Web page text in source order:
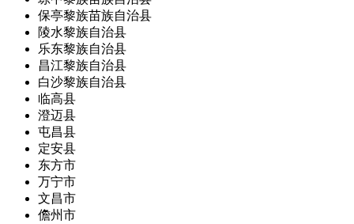
保亭黎族苗族自治县
陵水黎族自治县
乐东黎族自治县
昌江黎族自治县
白沙黎族自治县
临高县
澄迈县
屯昌县
定安县
东方市
万宁市
文昌市
儋州市